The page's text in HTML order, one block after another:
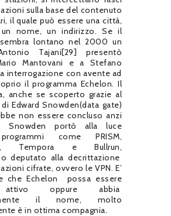
sulla base del contenuto
il quale può essere una città,
nome, un indirizzo. Se il
lontano nel 2000 un
Tajani[29] presentò
Mantovani e a Stefano
interrogazione con avente ad
il programma Echelon. Il
anche se scoperto grazie al
Edward Snowden(data gate)
non essere concluso anzi
Snowden portò alla luce
come PRISM,
Tempora e Bullrun,
deputato alla decrittazione
cifrate, ovvero le VPN. E’
che Echelon
possa essere
attivo oppure abbia
il nome, molto
è in ottima compagnia.